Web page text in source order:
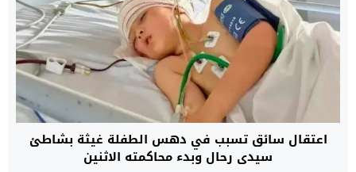
اعتقال سائق تسبب في دهس الطفلة غيثة بشاطئ
سيدي رحال وبدء محاكمته الاثنين